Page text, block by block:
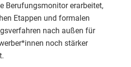
Berufungsmonitor erarbeitet,
Etappen und formalen
nach außen für
noch stärker